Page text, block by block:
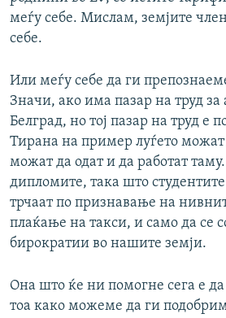
меѓу себе. Мислам, земјите
себе.
Или меѓу себе да ги
Значи, ако има пазар на труд
Белград, но тој пазар на труд е
Тирана на пример луѓето можат
можат да одат и да работат
дипломите, така што
трчаат по признавање на
плаќање на такси, и само да се
бирократии во нашите земји.
Она што ќе ни помогне сега е
тоа како можеме да ги